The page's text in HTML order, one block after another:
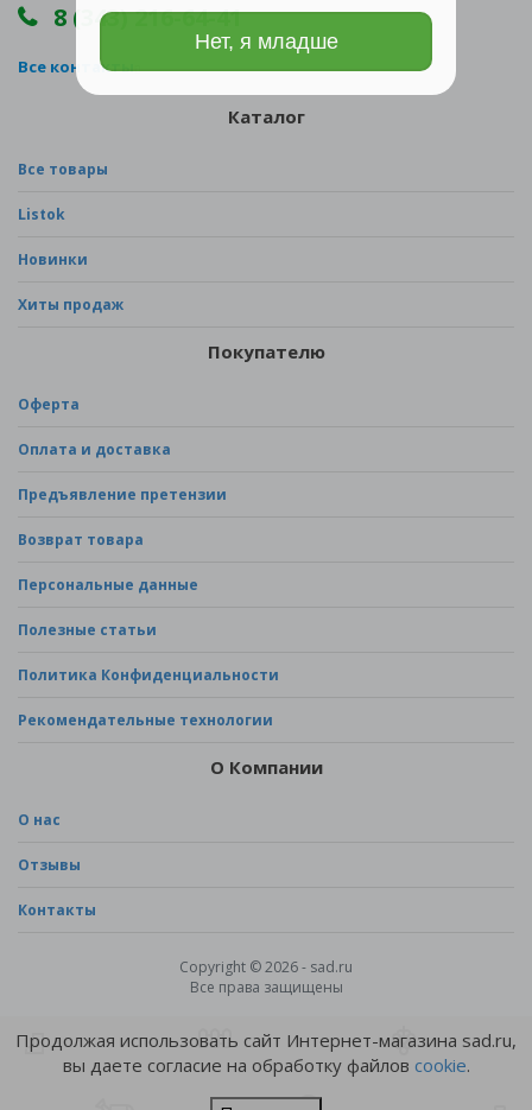
Нет, я младше
8 (343) 216-64-41
Все контакты
Каталог
Все товары
Listok
Новинки
Хиты продаж
Покупателю
Оферта
Оплата и доставка
Предъявление претензии
Возврат товара
Персональные данные
Полезные статьи
Политика Конфиденциальности
Рекомендательные технологии
О Компании
О нас
Отзывы
Контакты
Copyright © 2026 - sad.ru
Все права защищены
Продолжая использовать сайт Интернет-магазина sad.ru,
вы даете согласие на обработку файлов cookie.